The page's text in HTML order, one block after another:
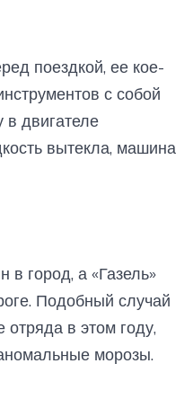
поездкой, ее кое-
с собой
в двигателе
вытекла, машина
в город, а «Газель»
Подобный случай
в этом году,
морозы.